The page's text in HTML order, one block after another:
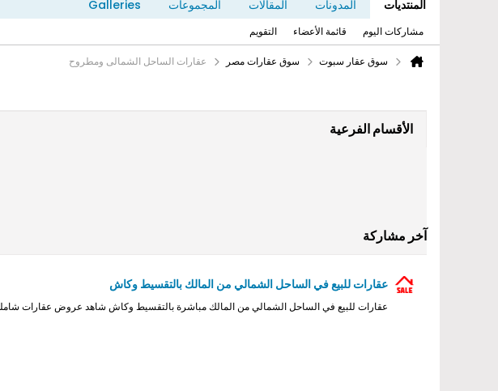
المنتديات المدونات المقالات المجموعات Galleries
مشاركات اليوم قائمة الأعضاء التقويم
سوق عقار سبوت سوق عقارات مصر عقارات الساحل الشمالى ومطروح
الأقسام الفرعية
آخر مشاركة
عقارات للبيع في الساحل الشمالي من المالك بالتقسيط وكاش
عقارات للبيع في الساحل الشمالي من المالك مباشرة بالتقسيط وكاش شاهد عروض عقارات